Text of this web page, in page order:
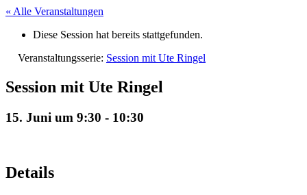
« Alle Veranstaltungen
Diese Session hat bereits stattgefunden.
Veranstaltungsserie: Session mit Ute Ringel
Session mit Ute Ringel
15. Juni um 9:30 - 10:30
Details